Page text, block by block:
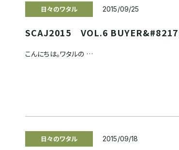
日々のワタル 2015/09/25
SCAJ2015 VOL.6
こんにちは。ワタルの …
日々のワタル 2015/09/18